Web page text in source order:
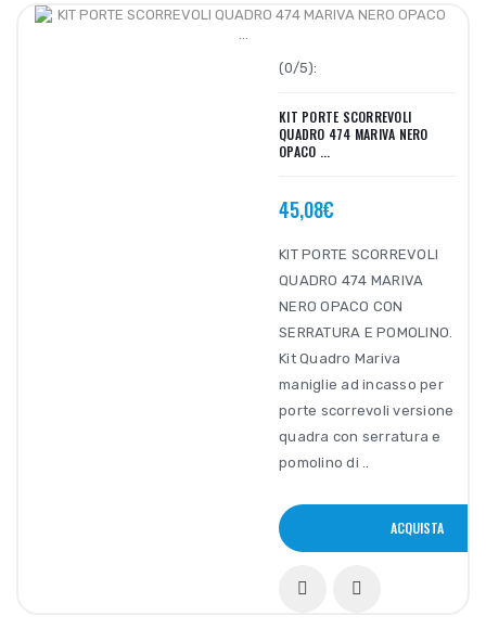
(0/5):
KIT PORTE SCORREVOLI
QUADRO 474 MARIVA NERO
OPACO ...
45,08€
KIT PORTE SCORREVOLI
QUADRO 474 MARIVA
NERO OPACO CON
SERRATURA E POMOLINO.
Kit Quadro Mariva
maniglie ad incasso per
porte scorrevoli versione
quadra con serratura e
pomolino di ..
ACQUISTA